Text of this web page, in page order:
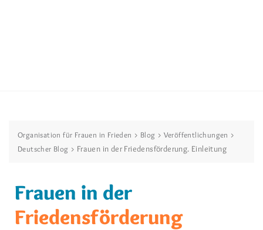
Organisation für Frauen in Frieden > Blog > Veröffentlichungen >
Deutscher Blog > Frauen in der Friedensförderung. Einleitung
Frauen in der
Friedensförderung